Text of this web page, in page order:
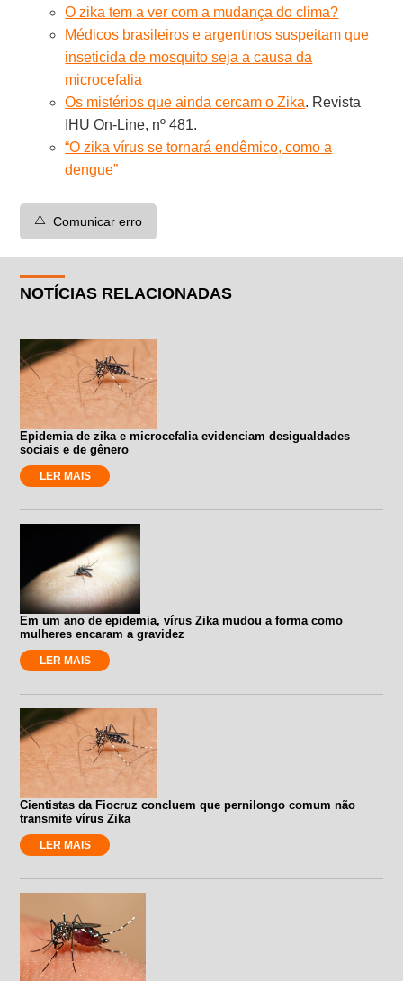
O zika tem a ver com a mudança do clima?
Médicos brasileiros e argentinos suspeitam que
inseticida de mosquito seja a causa da
microcefalia
Os mistérios que ainda cercam o Zika. Revista
IHU On-Line, nº 481.
“O zika vírus se tornará endêmico, como a
dengue”
⚠️ Comunicar erro
NOTÍCIAS RELACIONADAS
Epidemia de zika e microcefalia evidenciam desigualdades
sociais e de gênero
LER MAIS
Em um ano de epidemia, vírus Zika mudou a forma como
mulheres encaram a gravidez
LER MAIS
Cientistas da Fiocruz concluem que pernilongo comum não
transmite vírus Zika
LER MAIS